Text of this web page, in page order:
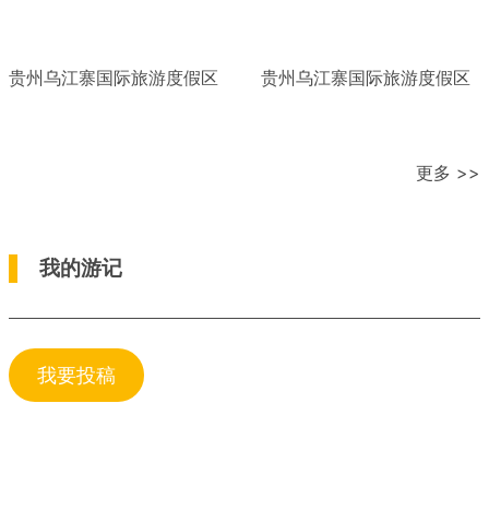
贵州乌江寨国际旅游度假区 贵州乌江寨国际旅游度假区
更多 >>
我的游记
我要投稿